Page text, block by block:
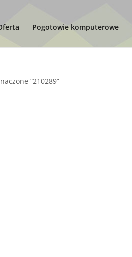
Pogotowie komputerowe
“210289”